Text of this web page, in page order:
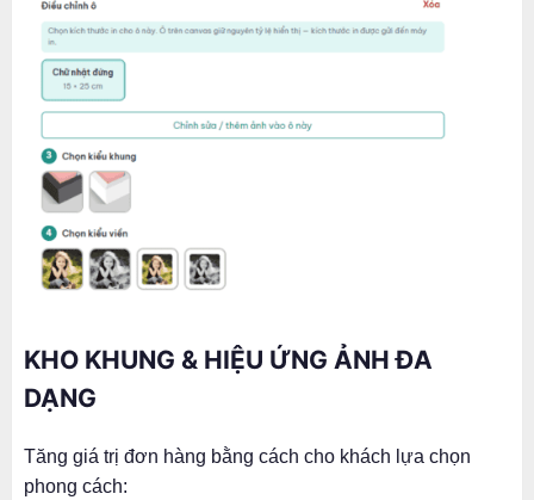
KHO KHUNG & HIỆU ỨNG ẢNH ĐA
DẠNG
Tăng giá trị đơn hàng bằng cách cho khách lựa chọn
phong cách: